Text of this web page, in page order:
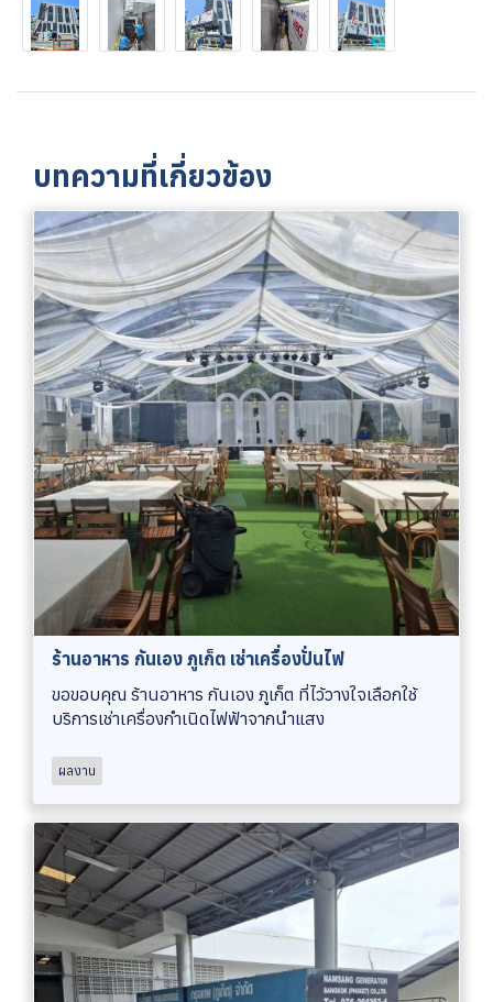
บทความที่เกี่ยวข้อง
ร้านอาหาร กันเอง ภูเก็ต เช่าเครื่องปั่นไฟ
ขอขอบคุณ ร้านอาหาร กันเอง ภูเก็ต ที่ไว้วางใจเลือกใช้
บริการเช่าเครื่องกำเนิดไฟฟ้าจากนำแสง
ผลงาน